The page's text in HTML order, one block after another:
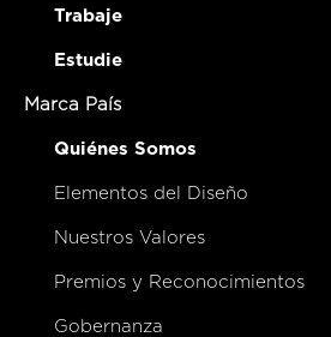
Trabaje
Estudie
Marca País
Quiénes Somos
Elementos del Diseño
Nuestros Valores
Premios y Reconocimientos
Gobernanza